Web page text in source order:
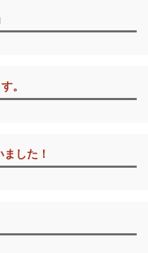
。
した！